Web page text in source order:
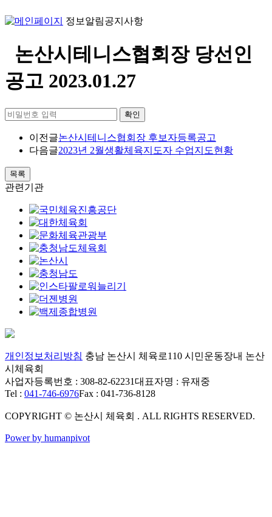
정보알림공지사항
논산시테니스협회장 당선인
공고 2023.01.27
확인
이전글논산시테니스협회장 후보자등록공고
다음글2023년 2월생활체육지도자 수업지도현황
목록
관련기관
개인정보처리방침 충남 논산시 체육로110 시민운동장내 논산
시체육회
사업자등록번호 : 308-82-62231대표자명 : 유재중
Tel : 041-746-6976Fax : 041-736-8128
COPYRIGHT © 논산시 체육회 . ALL RIGHTS RESERVED.
Power by humanpivot